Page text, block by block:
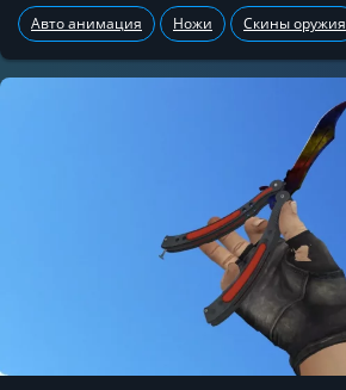
Авто анимация Ножи Скины оружия